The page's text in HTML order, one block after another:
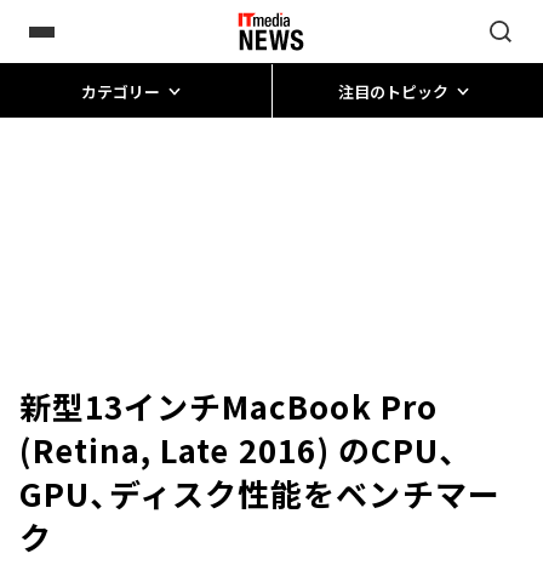
カテゴリー 注目のトピック
新型13インチMacBook Pro
(Retina, Late 2016) のCPU、
GPU、ディスク性能をベンチマー
ク